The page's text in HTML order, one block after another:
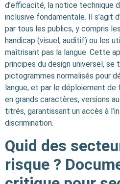
d’efficacité, la notice technique
inclusive fondamentale. Il s’agit
par tous les publics, y compris
handicap (visuel, auditif) ou les
maîtrisant pas la langue. Cette
principes du design universel, se
pictogrammes normalisés pour
langue, et par le déploiement
en grands caractères, versions
titrés, garantissant un accès à
discrimination.
Quid des
risque ?